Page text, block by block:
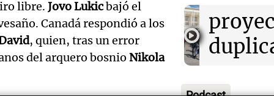
libre. Jovo Lukicbajó el
Canadá respondió a los
, quien, tras un error
del arquero bosnio Nikola
ir al
de
Panorama
sobre
Audio.